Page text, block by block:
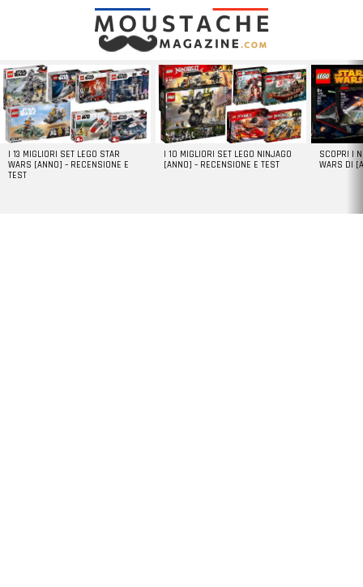
LATEST
STORIES
I 13 MIGLIORI SET LEGO STAR
WARS [ANNO] – RECENSIONE E
TEST
I 10 MIGLIORI SET LEGO NINJAGO
[ANNO] – RECENSIONE E TEST
SCOPRI I
WARS DI